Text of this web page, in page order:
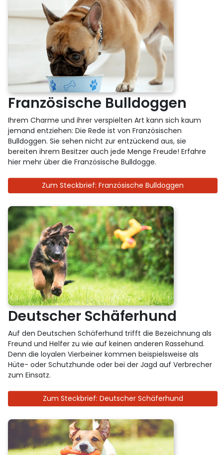
Französische Bulldoggen
Ihrem Charme und ihrer verspielten Art kann sich kaum
jemand entziehen: Die Rede ist von Französischen
Bulldoggen. Sie sehen nicht zur entzückend aus, sie
bereiten ihrem Besitzer auch jede Menge Freude! Erfahre
hier mehr über die Französische Bulldogge.
Zum Steckbrief: Französische Bulldoggen
Deutscher Schäferhund
Auf den Deutschen Schäferhund trifft die Bezeichnung als
Freund und Helfer zu wie auf keinen anderen Rassehund.
Denn die loyalen Vierbeiner kommen beispielsweise als
Hüte- oder Schutzhunde oder bei der Jagd auf Verbrecher
zum Einsatz.
Zum Steckbrief: Deutscher Schäferhund